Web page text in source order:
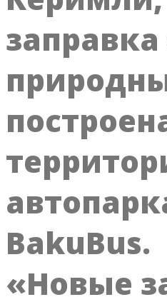
BakuBus.
«Новые